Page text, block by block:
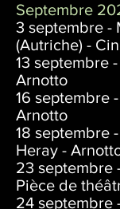
Septembre
3 septembre -
(Autriche) -
13 septembre
Arnotto
16 septembre
Arnotto
18 septembre
Heray -
23 septembre
Pièce de
24 septembre